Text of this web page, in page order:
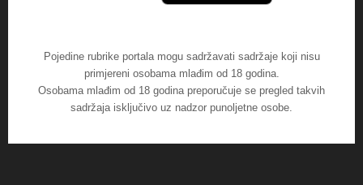
Pojedine rubrike portala mogu sadržavati sadržaje koji nisu
primjereni osobama mlađim od 18 godina.
Osobama mlađim od 18 godina preporučuje se pregled takvih
sadržaja isključivo uz nadzor punoljetne osobe.